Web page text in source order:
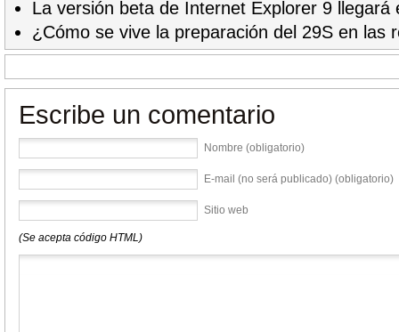
La versión beta de Internet Explorer 9 llegará
¿Cómo se vive la preparación del 29S en las
Escribe un comentario
Nombre (obligatorio)
E-mail (no será publicado) (obligatorio)
Sitio web
(Se acepta código HTML)